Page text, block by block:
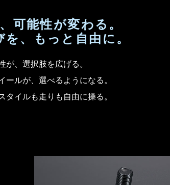
可能性が変わる。
、もっと自由に。
が、選択肢を広げる。
ールが、選べるようになる。
タイルも走りも自由に操る。